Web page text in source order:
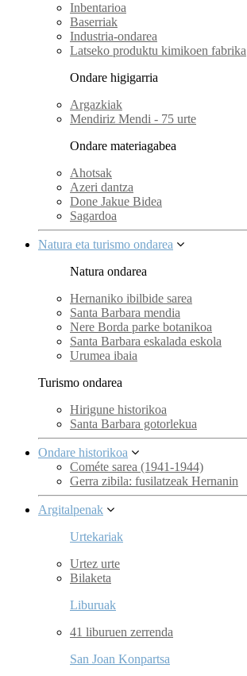
Inbentarioa
Baserriak
Industria-ondarea
Latseko produktu kimikoen fabrika
Ondare higigarria
Argazkiak
Mendiriz Mendi - 75 urte
Ondare materiagabea
Ahotsak
Azeri dantza
Done Jakue Bidea
Sagardoa
Natura eta turismo ondarea
Natura ondarea
Hernaniko ibilbide sarea
Santa Barbara mendia
Nere Borda parke botanikoa
Santa Barbara eskalada eskola
Urumea ibaia
Turismo ondarea
Hirigune historikoa
Santa Barbara gotorlekua
Ondare historikoa
Cométe sarea (1941-1944)
Gerra zibila: fusilatzeak Hernanin
Argitalpenak
Urtekariak
Urtez urte
Bilaketa
Liburuak
41 liburuen zerrenda
San Joan Konpartsa